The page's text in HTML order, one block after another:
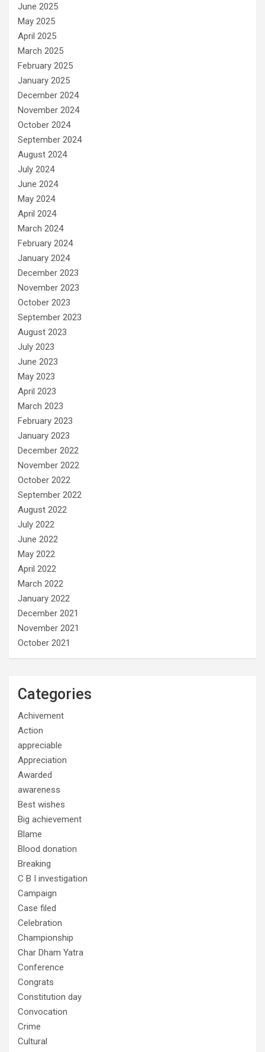
June 2025
May 2025
April 2025
March 2025
February 2025
January 2025
December 2024
November 2024
October 2024
September 2024
August 2024
July 2024
June 2024
May 2024
April 2024
March 2024
February 2024
January 2024
December 2023
November 2023
October 2023
September 2023
August 2023
July 2023
June 2023
May 2023
April 2023
March 2023
February 2023
January 2023
December 2022
November 2022
October 2022
September 2022
August 2022
July 2022
June 2022
May 2022
April 2022
March 2022
January 2022
December 2021
November 2021
October 2021
Categories
Achivement
Action
appreciable
Appreciation
Awarded
awareness
Best wishes
Big achievement
Blame
Blood donation
Breaking
C B I investigation
Campaign
Case filed
Celebration
Championship
Char Dham Yatra
Conference
Congrats
Constitution day
Convocation
Crime
Cultural